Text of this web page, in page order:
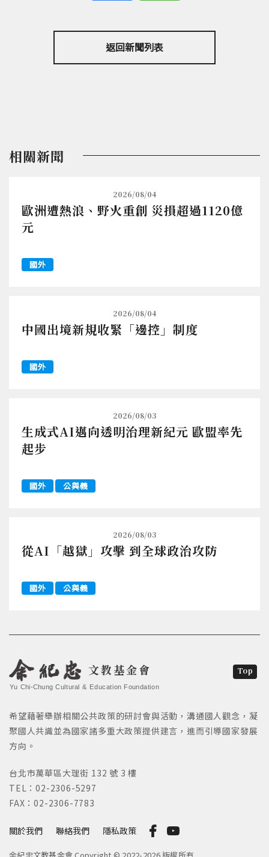
返回新聞列表
相關新聞
2026/08/04
歐洲遭熱浪、野火重創 災損超過1120億
元
國外
2026/08/04
中國出境新規收緊「邊控」制度
國外
2026/08/03
生成式AI邁向透明治理新紀元 歐盟率先
起步
國外 公與義
2026/08/03
從AI「越獄」攻擊 到全球政治攻防
國外 公與義
文教基金會
Yu Chi-Chung Cultural & Education Foundation
關於我們 聯絡我們 隱私政策
希望藉著舉辦相關公共政策的研討會與活動，溝通國人觀念，凝
聚國人共識並為國家諸多重大政策提供建言，進而引導國家發展
方向。
台北市萬華區大理街 132 號 3 樓
TEL：02-2306-5297
FAX：02-2306-7783
Top